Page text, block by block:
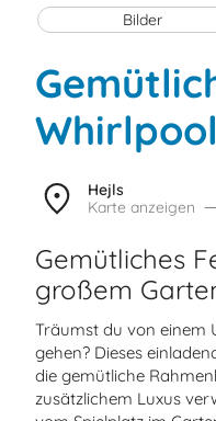
Bilder
Whirlpool
Hejls
Karte anzeigen
Gemütliches
großem
Träumst du von einem
gehen? Dieses
die gemütliche
zusätzlichem Luxus